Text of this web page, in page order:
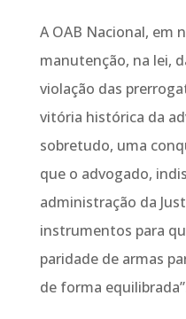
A OAB Nacional, em
manutenção, na lei,
violação das
vitória histórica da
sobretudo, uma
que o advogado,
administração da
instrumentos para
paridade de armas
de forma